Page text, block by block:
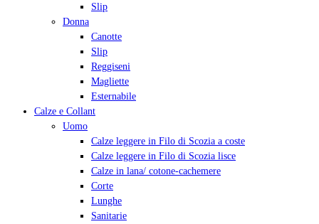
Slip
Donna
Canotte
Slip
Reggiseni
Magliette
Esternabile
Calze e Collant
Uomo
Calze leggere in Filo di Scozia a coste
Calze leggere in Filo di Scozia lisce
Calze in lana/ cotone-cachemere
Corte
Lunghe
Sanitarie